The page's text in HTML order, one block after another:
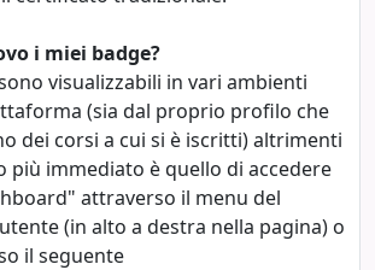
i miei badge?
visualizzabili in vari ambienti
(sia dal proprio profilo che
dei corsi a cui si è iscritti) altrimenti
più immediato è quello di accedere
attraverso il menu del
(in alto a destra nella pagina) o
il seguente